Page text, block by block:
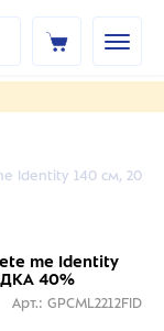
Identity 140 см, 20
me Identity
40%
Арт.: GPCML2212FID